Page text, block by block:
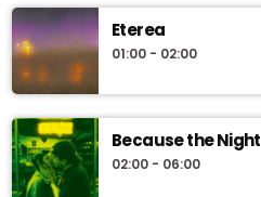
Eterea
01:00 - 02:00
Because the Night
02:00 - 06:00